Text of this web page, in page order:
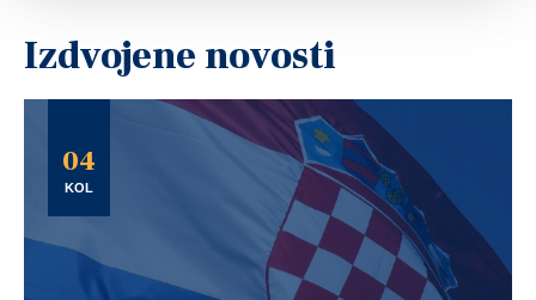
Izdvojene novosti
04
KOL